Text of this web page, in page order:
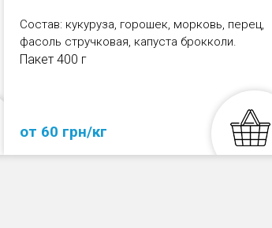
Состав: кукуруза, горошек, морковь, перец,
фасоль стручковая, капуста брокколи.
Пакет 400 г
от 60 грн/кг